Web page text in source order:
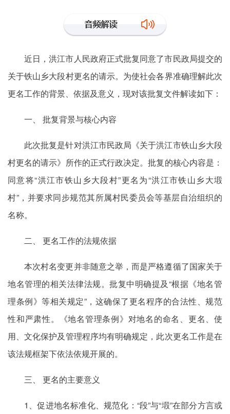
近日，洪江市人民政府正式批复同意了市民政局提交的
关于铁山乡大段村更名的请示。为使社会各界准确理解此次
更名工作的背景、依据及意义，现对该批复文件解读如下：
一、 批复背景与核心内容
此次批复是针对洪江市民政局《关于洪江市铁山乡大段
村更名的请示》所作的正式行政决定。批复的核心内容是：
同意将“洪江市铁山乡大段村”更名为“洪江市铁山乡大塅
村”，并要求同步规范其所属村民委员会等基层自治组织的
名称。
二、 更名工作的法规依据
本次村名变更并非随意之举，而是严格遵循了国家关于
地名管理的相关法律法规。批复中明确提及“根据《地名管
理条例》等相关规定”，这确保了更名程序的合法性、规范
性和严肃性。《地名管理条例》对地名的命名、更名、使
用、文化保护及管理程序均有明确规定，此次更名工作是在
该法规框架下依法依规开展的。
三、 更名的主要意义
1、促进地名标准化、规范化：“段”与“塅”在部分方言或